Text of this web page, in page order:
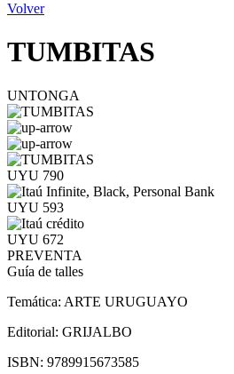
Volver
TUMBITAS
UNTONGA
UYU 790
UYU 593
UYU 672
PREVENTA
Guía de talles
Temática: ARTE URUGUAYO
Editorial: GRIJALBO
ISBN: 9789915673585